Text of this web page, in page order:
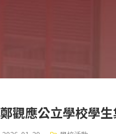
鄭觀應公立學校學生